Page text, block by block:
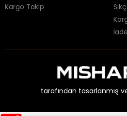
Kargo Takip
tarafından tasarlanmış